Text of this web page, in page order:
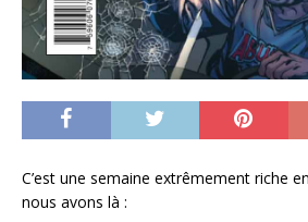
C’est une semaine extrêmement riche
nous avons là :